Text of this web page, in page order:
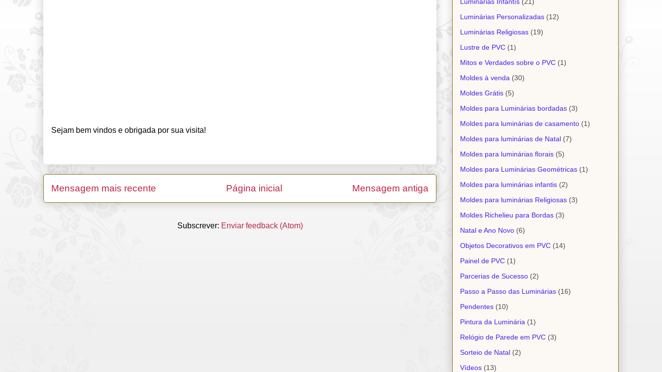
Sejam bem vindos e obrigada por sua visita!
Mensagem mais recente Mensagem antiga
Página inicial
Subscrever: Enviar feedback (Atom)
Luminárias Personalizadas (12)
Luminárias Religiosas (19)
Lustre de PVC (1)
Mitos e Verdades sobre o PVC (1)
Moldes à venda (30)
Moldes Grátis (5)
Moldes para Luminárias bordadas (3)
Moldes para luminárias de casamento (1)
Moldes para luminárias de Natal (7)
Moldes para luminárias florais (5)
Moldes para Luminárias Geométricas (1)
Moldes para luminárias infantis (2)
Moldes para luminárias Religiosas (3)
Moldes Richelieu para Bordas (3)
Natal e Ano Novo (6)
Objetos Decorativos em PVC (14)
Painel de PVC (1)
Parcerias de Sucesso (2)
Passo a Passo das Luminárias (16)
Pendentes (10)
Pintura da Luminária (1)
Relógio de Parede em PVC (3)
Sorteio de Natal (2)
Vídeos (13)